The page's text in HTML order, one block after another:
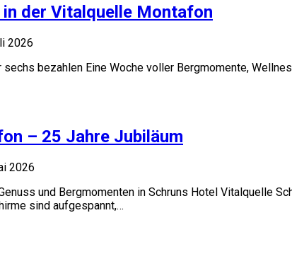
der Vitalquelle Montafon
2026
sechs bezahlen Eine Woche voller Bergmomente,
– 25 Jahre Jubiläum
2026
und Bergmomenten in Schruns Hotel Vitalquelle
sind aufgespannt,…